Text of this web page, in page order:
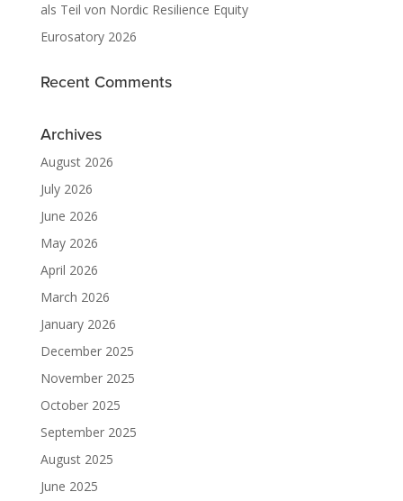
als Teil von Nordic Resilience Equity
Eurosatory 2026
Recent Comments
Archives
August 2026
July 2026
June 2026
May 2026
April 2026
March 2026
January 2026
December 2025
November 2025
October 2025
September 2025
August 2025
June 2025